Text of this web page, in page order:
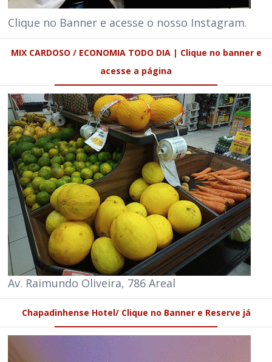
Clique no Banner e acesse o nosso Instagram.
MIX CARDOSO / ECONOMIA TODO DIA | Clique no banner e
acesse a página
Av. Raimundo Oliveira, 786 Areal
Chapadinhense Hotel/ Clique no Banner e Reserve já